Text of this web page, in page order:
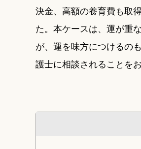
決金、高額の養育費も取
た。本ケースは、運が重
が、運を味方につけるの
護士に相談されることを